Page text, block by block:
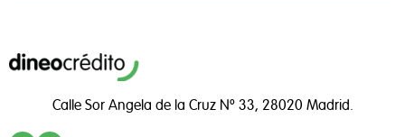
Calle Sor Angela de la Cruz Nº 33, 28020 Madrid.